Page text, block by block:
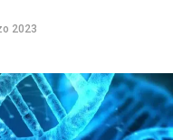
2023